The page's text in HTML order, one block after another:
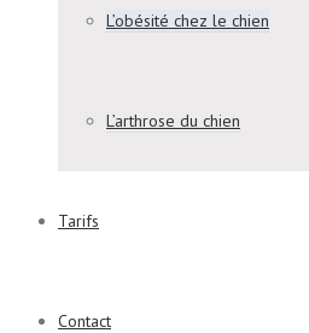
L’obésité chez le chien
L’arthrose du chien
Tarifs
Contact